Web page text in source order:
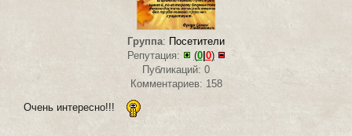
Группа: Посетители
Репутация:
(0| 0)
Публикаций: 0
Комментариев: 158
Очень интересно!!!